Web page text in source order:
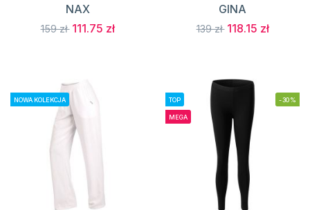
NAX
159 zł 111.75 zł
GINA
139 zł 118.15 zł
NOWA KOLEKCJA TOP
MEGA
-30%